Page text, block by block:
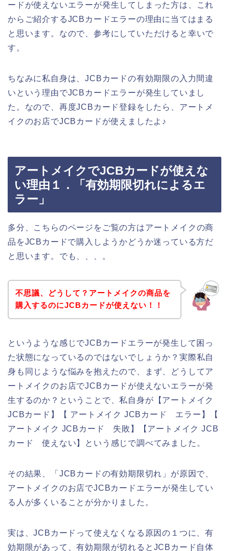
ードが使えないエラーが発生してしまった方は、これ
からご紹介するJCBカードエラーの理由に当てはまる
と思います。なので、参考にしていただけると幸いで
す。
ちなみに私自身は、JCBカードの有効期限の入力間違
いという理由でJCBカードエラーが発生していまし
た。なので、再度JCBカード登録をしたら、アートメ
イクのお店でJCBカードが使えましたよ♪
アートメイクでJCBカードが使えな
い理由１．「有効期限切れによるエ
ラー」
多分、こちらのページをご覧の方はアートメイクの商
品をJCBカードで購入しようかどうか迷っている方だ
と思います。でも、、、。
不思議、どうして？アートメイクの商品を
購入するのにJCBカードが使えない！！
というような感じでJCBカードエラーが発生して困っ
た状態になっているのではないでしょうか？実際私自
身も同じような悩みを抱えたので、まず、どうしてア
ートメイクのお店でJCBカードが使えないエラーが発
生するのか？ということで、私自身が【アートメイク
JCBカード】【 アートメイク JCBカード エラー】【
アートメイク JCBカード 失敗】【アートメイク JCB
カード 使えない】という感じで調べてみました。
その結果、「JCBカードの有効期限切れ」が原因で、
アートメイクのお店でJCBカードエラーが発生してい
る人が多くいることが分かりました。
実は、JCBカードって使えなくなる原因の１つに、有
効期限があって、有効期限が切れるとJCBカード自体